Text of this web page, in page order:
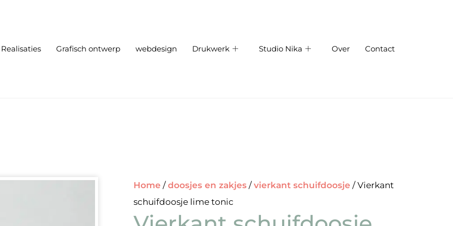
Realisaties Grafisch ontwerp webdesign Drukwerk Studio Nika Over Contact
Home / doosjes en zakjes / vierkant schuifdoosje / Vierkant
schuifdoosje lime tonic